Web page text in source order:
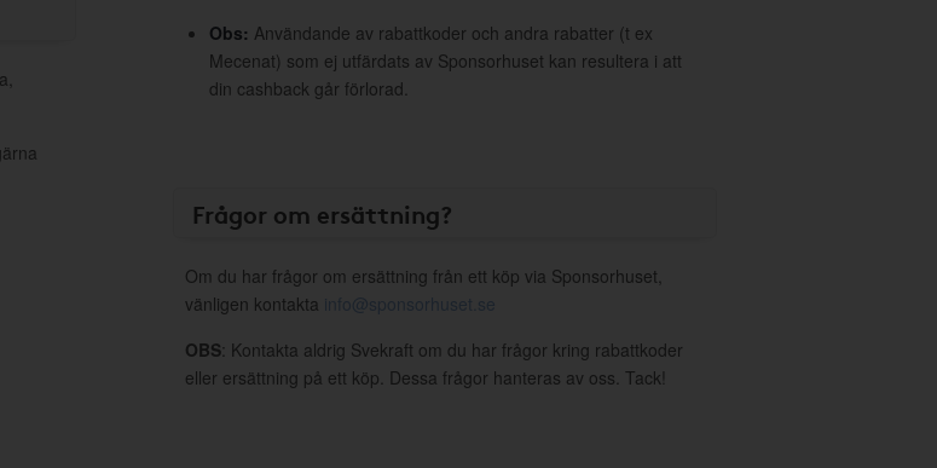
Obs: Användande av rabattkoder och andra rabatter (t ex
Mecenat) som ej utfärdats av Sponsorhuset kan resultera i att
din cashback går förlorad.
Frågor om ersättning?
Om du har frågor om ersättning från ett köp via Sponsorhuset,
vänligen kontakta info@sponsorhuset.se
OBS: Kontakta aldrig Svekraft om du har frågor kring rabattkoder
eller ersättning på ett köp. Dessa frågor hanteras av oss. Tack!